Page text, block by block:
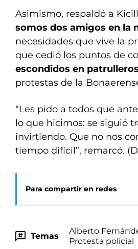
Asimismo, respaldó a
somos dos amigos en la
necesidades que vive la
que cedió los puntos de
escondidos en
protestas de la
“Les pido a todos que
lo que hicimos: se siguió
invirtiendo. Que no nos
tiempo difícil”, remarcó.
Para compartir en redes
Temas
Alberto
Protesta policial